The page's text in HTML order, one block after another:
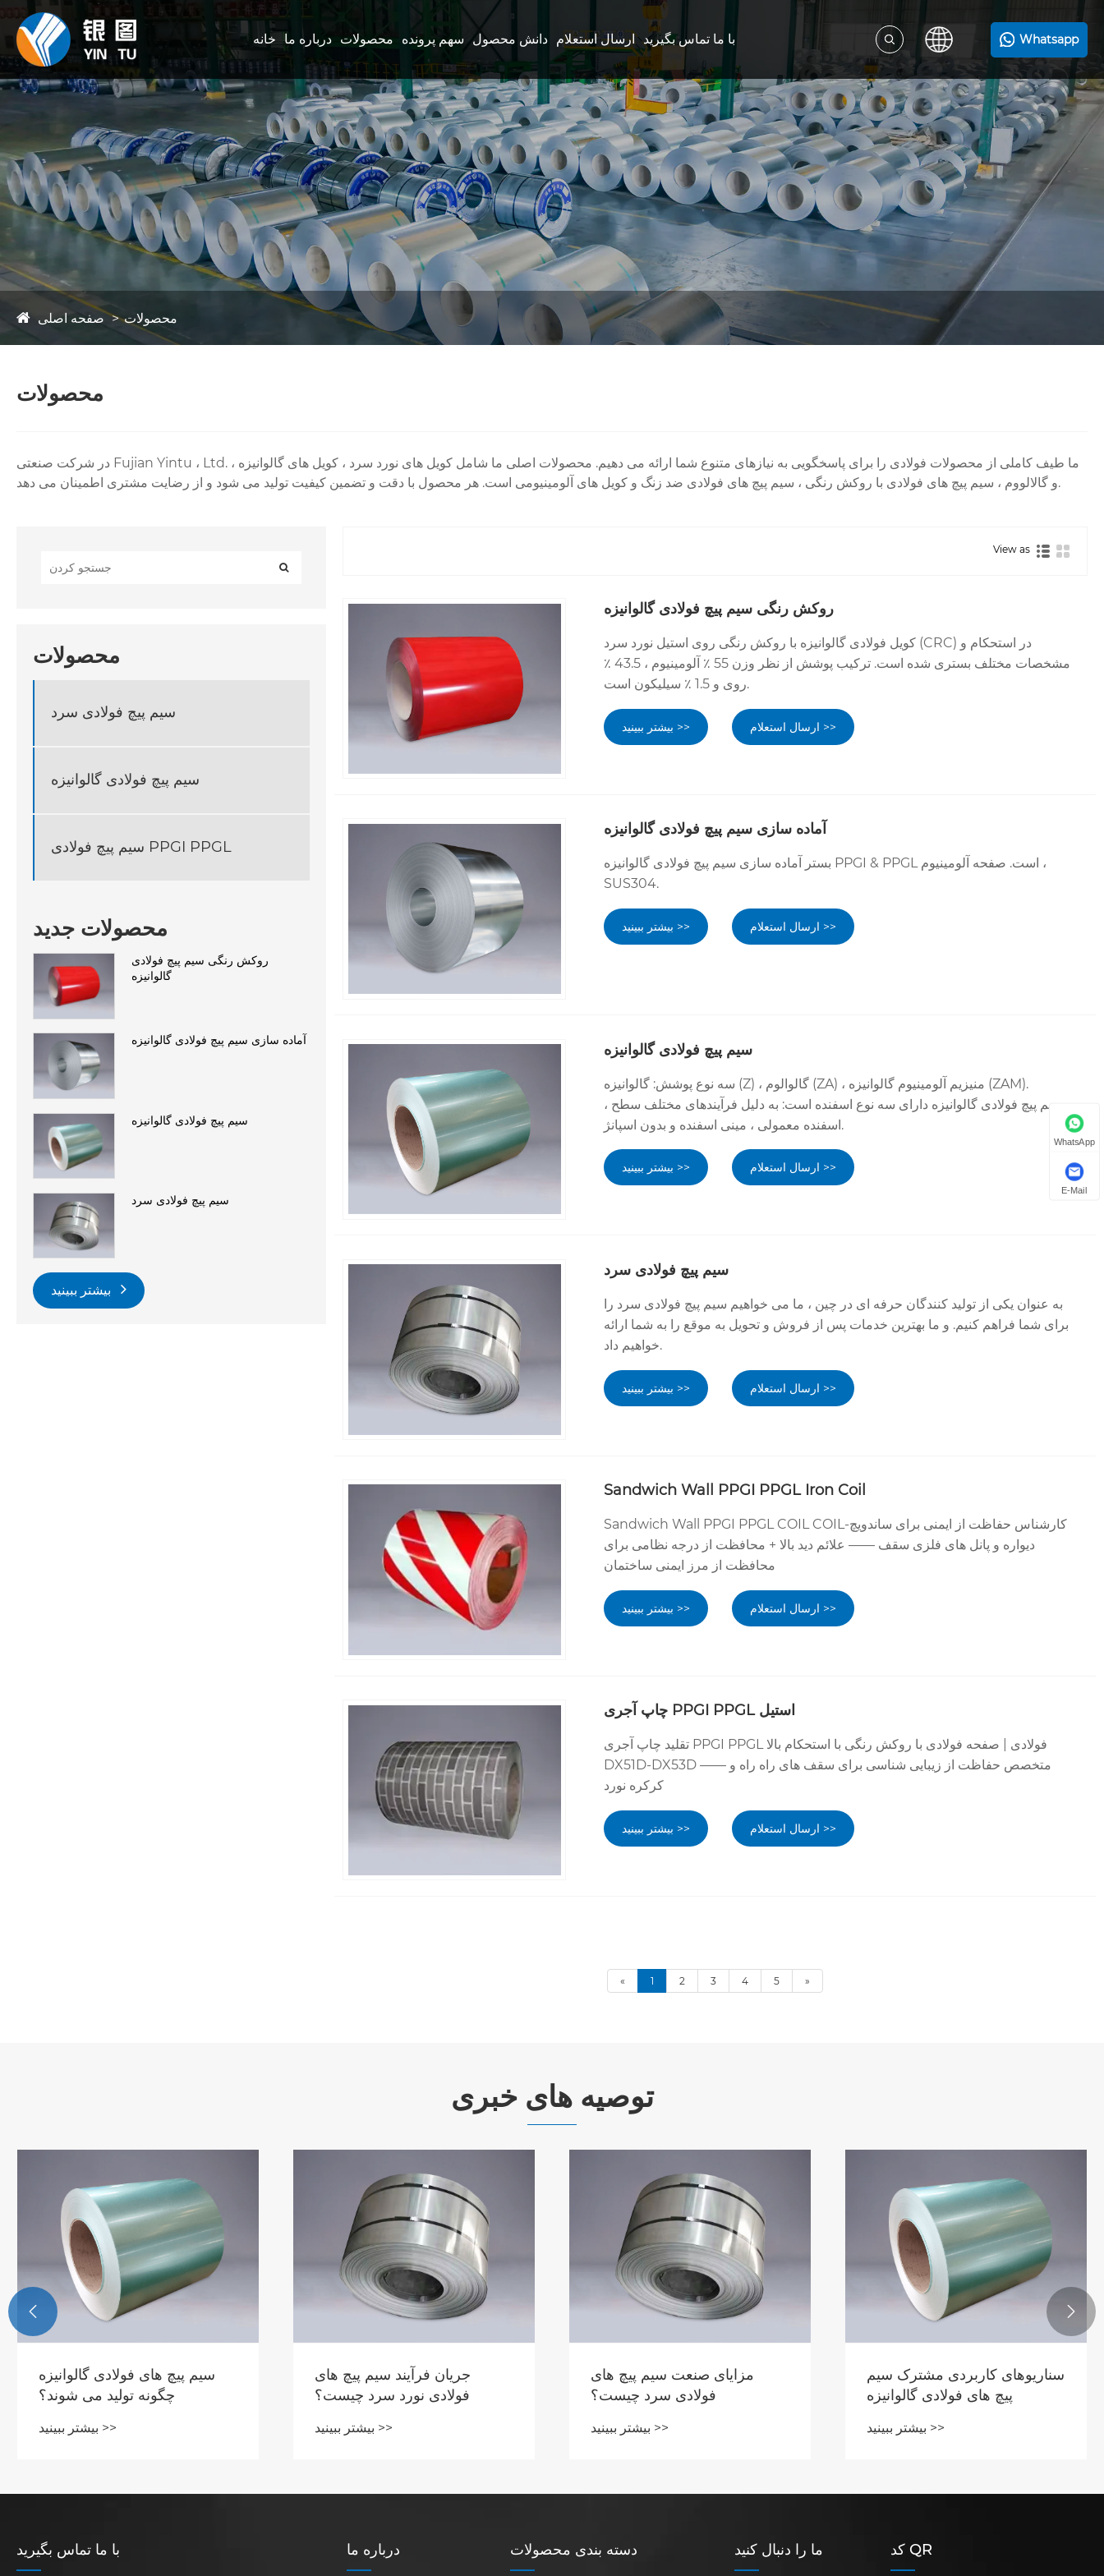
خانه درباره ما محصولات سهم پرونده دانش محصول ارسال استعلام با ما تماس بگیرید Whatsapp
صفحه اصلی محصولات
محصولات
در شرکت صنعتی Fujian Yintu ، Ltd. ، ما طیف کاملی از محصولات فولادی را برای پاسخگویی به نیازهای متنوع شما ارائه می دهیم. محصولات اصلی ما شامل کویل های نورد سرد ، کویل های گالوانیزه
و گالالووم ، سیم پیچ های فولادی با روکش رنگی ، سیم پیچ های فولادی ضد زنگ و کویل های آلومینیومی است. هر محصول با دقت و تضمین کیفیت تولید می شود و از رضایت مشتری اطمینان می دهد.
محصولات
سیم پیچ فولادی سرد
سیم پیچ فولادی گالوانیزه
سیم پیچ فولادی PPGI PPGL
محصولات جدید
روکش رنگی سیم پیچ فولادی
گالوانیزه
آماده سازی سیم پیچ فولادی گالوانیزه
سیم پیچ فولادی گالوانیزه
سیم پیچ فولادی سرد
View as
روکش رنگی سیم پیچ فولادی گالوانیزه
کویل فولادی گالوانیزه با روکش رنگی روی استیل نورد سرد (CRC) در استحکام و
مشخصات مختلف بستری شده است. ترکیب پوشش از نظر وزن 55 ٪ آلومینیوم ، 43.5 ٪
روی و 1.5 ٪ سیلیکون است.
بیشتر ببینید >> ارسال استعلام >>
آماده سازی سیم پیچ فولادی گالوانیزه
بستر آماده سازی سیم پیچ فولادی گالوانیزه PPGI & PPGL است. صفحه آلومینیوم ،
SUS304.
بیشتر ببینید >> ارسال استعلام >>
سیم پیچ فولادی گالوانیزه
سه نوع پوشش: گالوانیزه (Z) ، گالوالوم (ZA) ، منیزیم آلومینیوم گالوانیزه (ZAM).
سیم پیچ فولادی گالوانیزه دارای سه نوع اسفنده است: به دلیل فرآیندهای مختلف سطح ،
اسفنده معمولی ، مینی اسفنده و بدون اسپانژ.
بیشتر ببینید >> ارسال استعلام >>
سیم پیچ فولادی سرد
به عنوان یکی از تولید کنندگان حرفه ای در چین ، ما می خواهیم سیم پیچ فولادی سرد را
برای شما فراهم کنیم. و ما بهترین خدمات پس از فروش و تحویل به موقع را به شما ارائه
خواهیم داد.
بیشتر ببینید >> ارسال استعلام >>
Sandwich Wall PPGI PPGL Iron Coil
Sandwich Wall PPGI PPGL COIL COIL-کارشناس حفاظت از ایمنی برای ساندویچ
دیواره و پانل های فلزی سقف —— علائم دید بالا + محافظت از درجه نظامی برای
محافظت از مرز ایمنی ساختمان
بیشتر ببینید >> ارسال استعلام >>
چاپ آجری PPGI PPGL استیل
تقلید چاپ آجری PPGI PPGL فولادی | صفحه فولادی با روکش رنگی با استحکام بالا
DX51D-DX53D —— متخصص حفاظت از زیبایی شناسی برای سقف های راه راه و
کرکره نورد
بیشتر ببینید >> ارسال استعلام >>
« 1 2 3 4 5 »
توصیه های خبری
سیم پیچ های فولادی گالوانیزه
چگونه تولید می شوند؟
بیشتر ببینید >>
جریان فرآیند سیم پیچ های
فولادی نورد سرد چیست؟
بیشتر ببینید >>
مزایای صنعت سیم پیچ های
فولادی سرد چیست؟
بیشتر ببینید >>
سناریوهای کاربردی مشترک سیم
پیچ های فولادی گالوانیزه
بیشتر ببینید >>
 
با ما تماس بگیرید درباره ما دسته بندی محصولات ما را دنبال کنید کد QR
WhatsApp
E-Mail